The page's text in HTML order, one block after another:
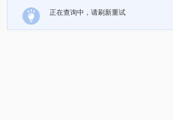
正在查询中，请刷新重试